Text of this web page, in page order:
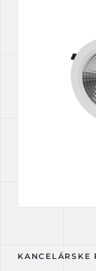
KANCELÁRSKE